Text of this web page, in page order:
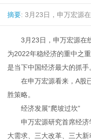
摘要: 3月23日，申万宏源
3月23日，申万宏源在线
为2022年稳经济的重中之
是当下中国经济最大的抓手
在申万宏源看来，A股已
胜策略。
经济发展“爬坡过坎”
申万宏源研究首席经济学
大需求、三大改革、三大